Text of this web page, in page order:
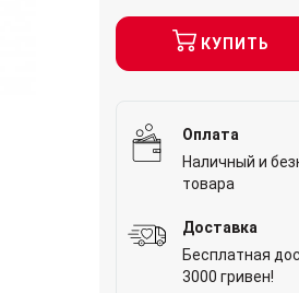
КУПИТЬ
Оплата
Наличный и
товара
Доставка
Бесплатная
3000 гривен!